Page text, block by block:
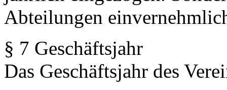
Abteilungen
§ 7 Geschäftsjahr
Das Geschäftsjahr des